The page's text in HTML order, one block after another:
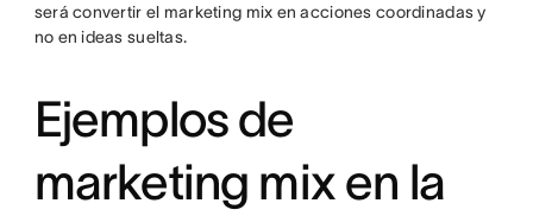
será convertir el marketing mix en acciones coordinadas y
no en ideas sueltas.
Ejemplos de
marketing mix en la